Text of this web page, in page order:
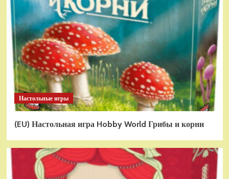
Настольные игры
(EU) Настольная игра Hobby World Грибы и корни